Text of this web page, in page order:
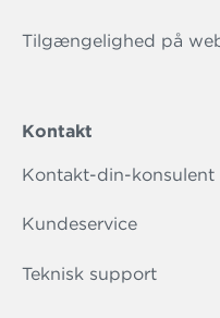
Tilgængelighed på
Kontakt
Kontakt-din-konsulent
Kundeservice
Teknisk support